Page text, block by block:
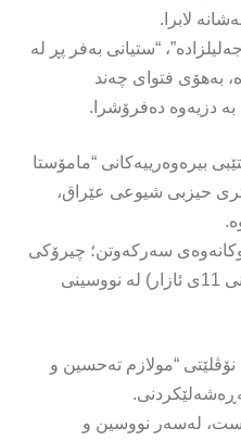
لابرا.
“ستیانی بەفر پڕ لە
بەهۆی فتوای چەند
بە دزیەوە دەفرۆشرا.
بیرەوەرییەكانی “مامۆستا
حیزبی شیوعی عێراق،
سەرکەوتن؛ چیرۆکی
بەفیڕۆدانی دەستکەوتەکانی (بەیانی 11ی ئازار) لە نووسینی
“مولازم تەحسین و
لەسەر نووسین و